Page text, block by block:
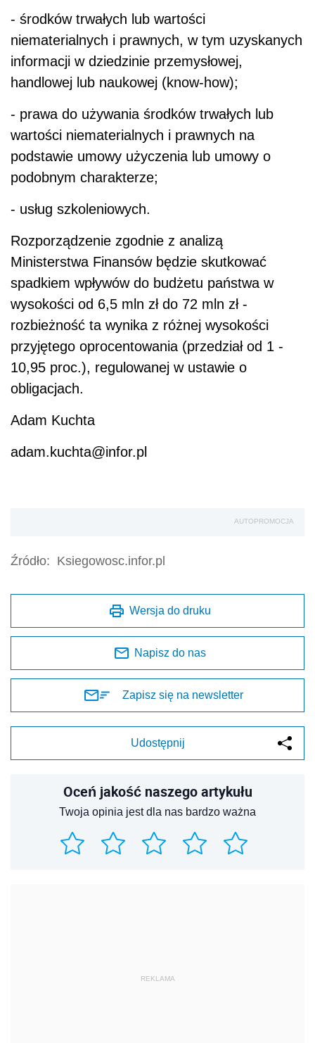
- środków trwałych lub wartości
niematerialnych i prawnych, w tym uzyskanych
informacji w dziedzinie przemysłowej,
handlowej lub naukowej (know-how);
- prawa do używania środków trwałych lub
wartości niematerialnych i prawnych na
podstawie umowy użyczenia lub umowy o
podobnym charakterze;
- usług szkoleniowych.
Rozporządzenie zgodnie z analizą
Ministerstwa Finansów będzie skutkować
spadkiem wpływów do budżetu państwa w
wysokości od 6,5 mln zł do 72 mln zł -
rozbieżność ta wynika z różnej wysokości
przyjętego oprocentowania (przedział od 1 -
10,95 proc.), regulowanej w ustawie o
obligacjach.
Adam Kuchta
adam.kuchta@infor.pl
AUTOPROMOCJA
Źródło: Ksiegowosc.infor.pl
Wersja do druku
Napisz do nas
Zapisz się na newsletter
Udostępnij
Oceń jakość naszego artykułu
Twoja opinia jest dla nas bardzo ważna
REKLAMA